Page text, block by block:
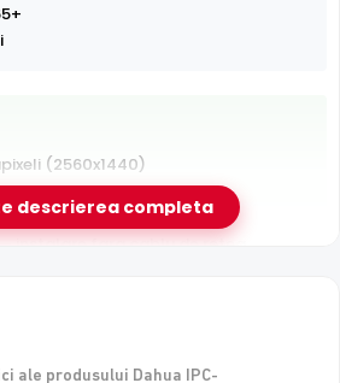
(2560x1440)
infrarosu pana la 30 m
— ploaie, praf si inghet
instalare fara cablu de retea
descrierea completa
ale produsului Dahua IPC-